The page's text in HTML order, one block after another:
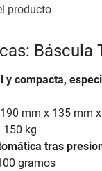
producto
Báscula
y compacta,
mm x 135 mm
150 kg
tras
gramos